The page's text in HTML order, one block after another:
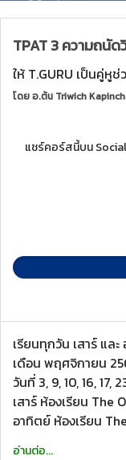
TPAT 3 ความถนั
ให้ T.GURU เป็นคู่หู
โดยอ.ต้น Triwich
แชร์คอร์สนี้บน
เรียนทุกวัน เสาร์ แล
เดือน พฤศจิกายน
วันที่ 3, 9, 10, 16, 17,
เสาร์ ห้องเรียน The
อาทิตย์ ห้องเรียน
อ่านต่อ...